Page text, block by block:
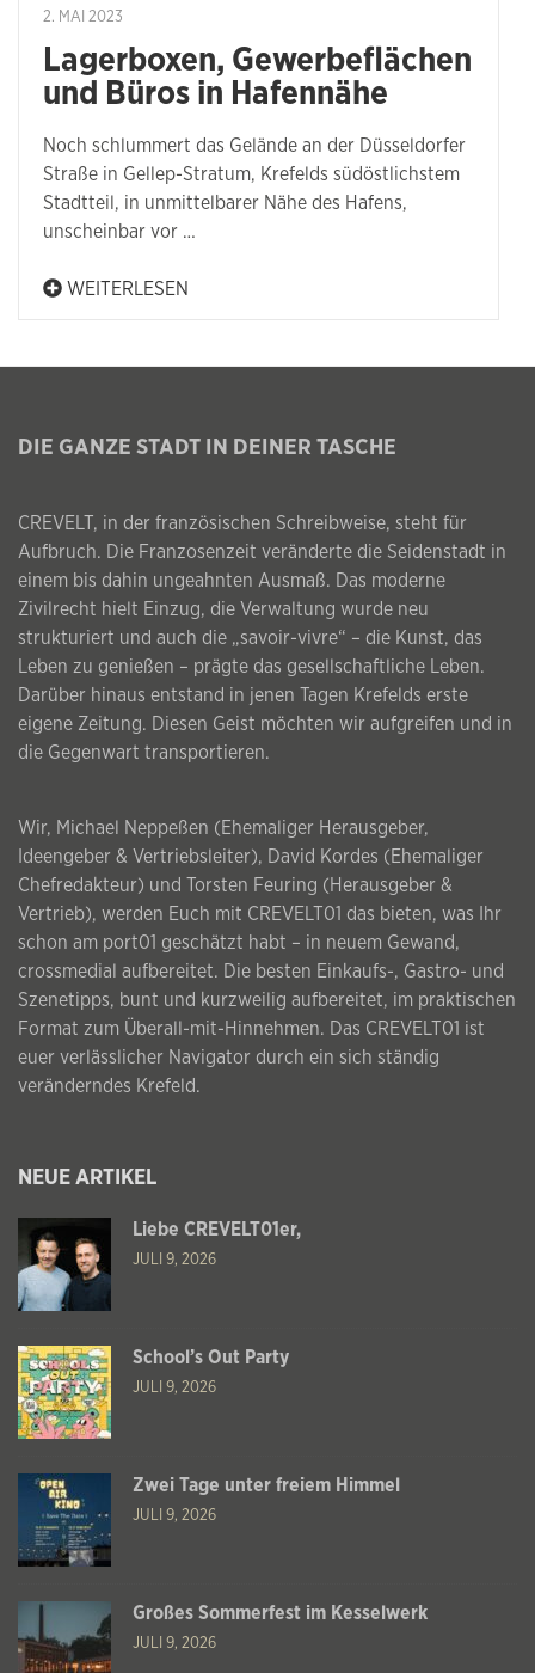
2. MAI 2023
Lagerboxen, Gewerbeflächen
und Büros in Hafennähe
Noch schlummert das Gelände an der Düsseldorfer
Straße in Gellep-Stratum, Krefelds südöstlichstem
Stadtteil, in unmittelbarer Nähe des Hafens,
unscheinbar vor …
WEITERLESEN
DIE GANZE STADT IN DEINER TASCHE
CREVELT, in der französischen Schreibweise, steht für
Aufbruch. Die Franzosenzeit veränderte die Seidenstadt in
einem bis dahin ungeahnten Ausmaß. Das moderne
Zivilrecht hielt Einzug, die Verwaltung wurde neu
strukturiert und auch die „savoir-vivre“ – die Kunst, das
Leben zu genießen – prägte das gesellschaftliche Leben.
Darüber hinaus entstand in jenen Tagen Krefelds erste
eigene Zeitung. Diesen Geist möchten wir aufgreifen und in
die Gegenwart transportieren.
Wir, Michael Neppeßen (Ehemaliger Herausgeber,
Ideengeber & Vertriebsleiter), David Kordes (Ehemaliger
Chefredakteur) und Torsten Feuring (Herausgeber &
Vertrieb), werden Euch mit CREVELT01 das bieten, was Ihr
schon am port01 geschätzt habt – in neuem Gewand,
crossmedial aufbereitet. Die besten Einkaufs-, Gastro- und
Szenetipps, bunt und kurzweilig aufbereitet, im praktischen
Format zum Überall-mit-Hinnehmen. Das CREVELT01 ist
euer verlässlicher Navigator durch ein sich ständig
veränderndes Krefeld.
NEUE ARTIKEL
Liebe CREVELT01er,
JULI 9, 2026
School’s Out Party
JULI 9, 2026
Zwei Tage unter freiem Himmel
JULI 9, 2026
Großes Sommerfest im Kesselwerk
JULI 9, 2026